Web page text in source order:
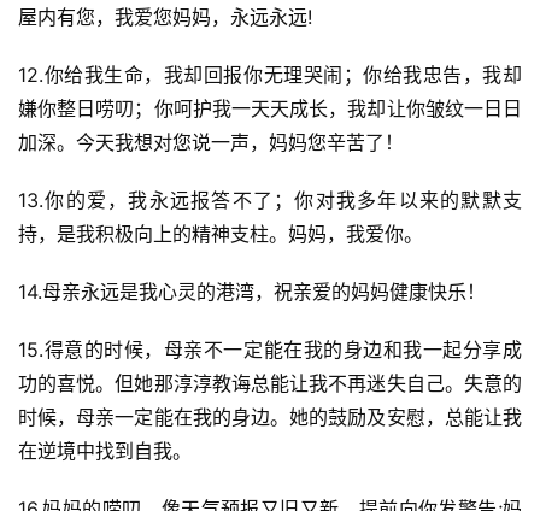
屋内有您，我爱您妈妈，永远永远!
12.你给我生命，我却回报你无理哭闹；你给我忠告，我却
嫌你整日唠叨；你呵护我一天天成长，我却让你皱纹一日日
加深。今天我想对您说一声，妈妈您辛苦了！
13.你的爱，我永远报答不了；你对我多年以来的默默支
持，是我积极向上的精神支柱。妈妈，我爱你。
14.母亲永远是我心灵的港湾，祝亲爱的妈妈健康快乐！
15.得意的时候，母亲不一定能在我的身边和我一起分享成
功的喜悦。但她那淳淳教诲总能让我不再迷失自己。失意的
时候，母亲一定能在我的身边。她的鼓励及安慰，总能让我
在逆境中找到自我。